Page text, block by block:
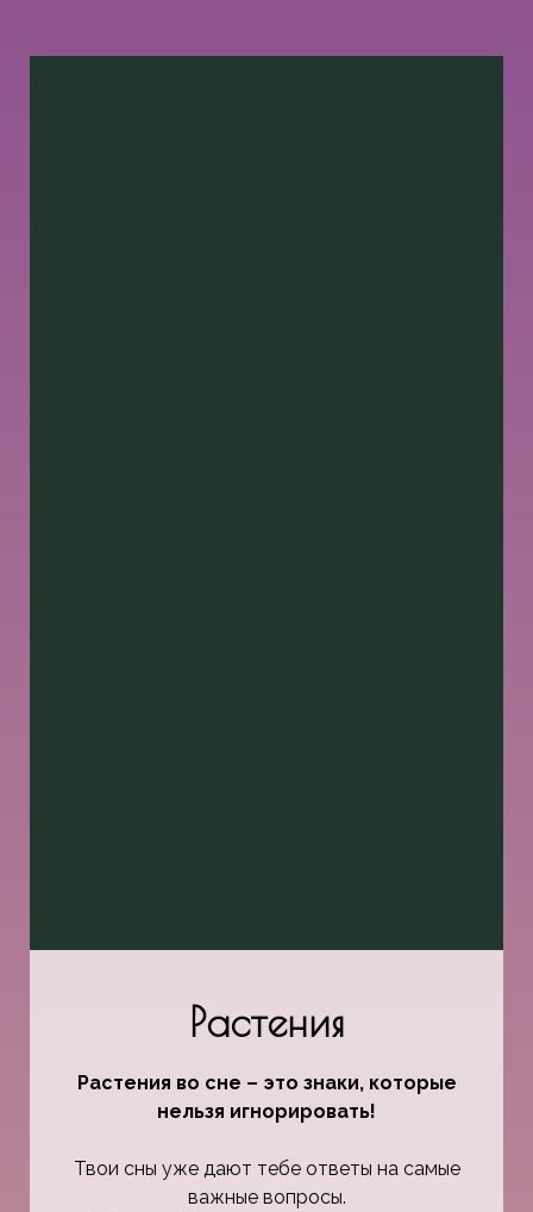
Растения
Растения во сне – это знаки, которые
нельзя игнорировать!
Твои сны уже дают тебе ответы на самые
важные вопросы.